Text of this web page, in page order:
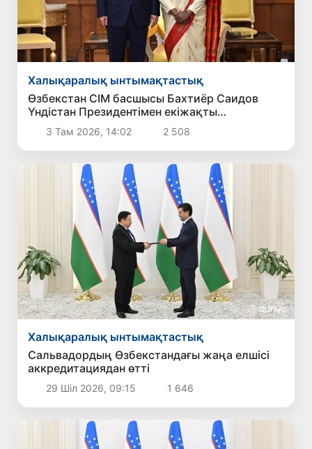
Халықаралық ынтымақтастық
Өзбекстан СІМ басшысы Бахтиёр Саидов
Үндістан Президентімен екіжақты
байланыстарды нығайту мәселелерін
талқылады
3 Там 2026, 14:02 2 508
Халықаралық ынтымақтастық
Сальвадордың Өзбекстандағы жаңа елшісі
аккредитациядан өтті
29 Шіл 2026, 09:15 1 646